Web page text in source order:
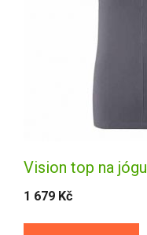
Vision top na jógu
1 679 Kč